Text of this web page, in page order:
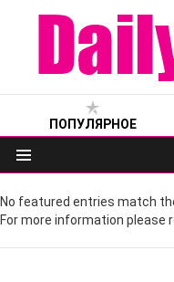
ПОПУЛЯРНОЕ
Меню
No featured entries match
For more information please